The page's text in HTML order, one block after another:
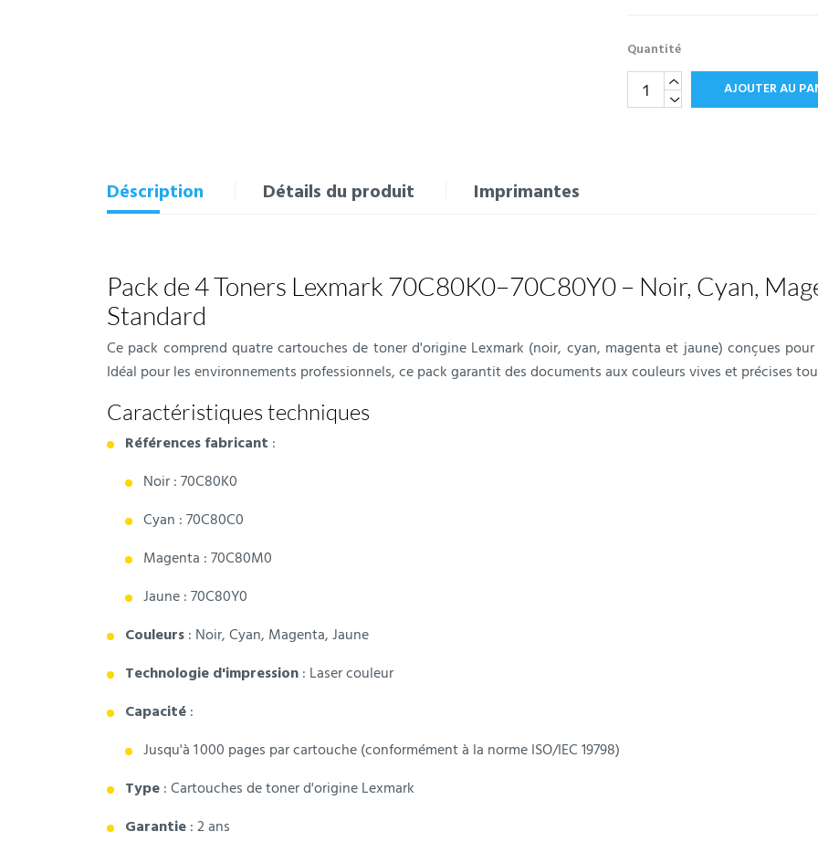
Quantité
AJOUTER AU
Déscription Détails du produit Imprimantes
Pack de 4 Toners Lexmark 70C80K0–70C80Y0 – Noir, Cyan,
Standard
Ce pack comprend quatre cartouches de toner d'origine Lexmark (noir, cyan, magenta et jaune) conçues
Idéal pour les environnements professionnels, ce pack garantit des documents aux couleurs vives et précises
Caractéristiques techniques
Références fabricant :
Noir : 70C80K0
Cyan : 70C80C0
Magenta : 70C80M0
Jaune : 70C80Y0
Couleurs: Noir, Cyan, Magenta, Jaune
Technologie d'impression: Laser couleur
Capacité:
Jusqu'à 1 000 pages par cartouche (conformément à la norme ISO/IEC 19798)
Type:Cartouches de toner d'origine Lexmark
Garantie:2 ans